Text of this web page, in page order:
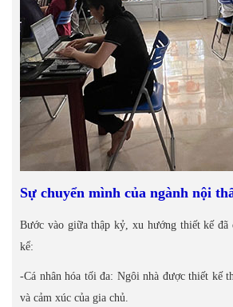
Sự chuyển mình của ngành nội
Bước vào giữa thập kỷ, xu hướng thiết kế đã
kể:
-Cá nhân hóa tối đa: Ngôi nhà được thiết kế
và cảm xúc của gia chủ.